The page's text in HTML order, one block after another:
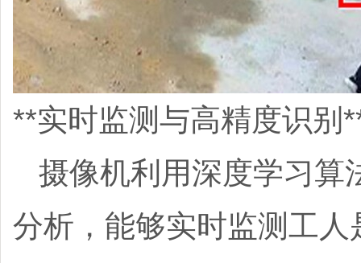
**实时监测与高精度识别
摄像机利用深度学习算
分析，能够实时监测工